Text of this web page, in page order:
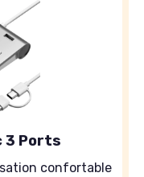
3 Ports
confortable